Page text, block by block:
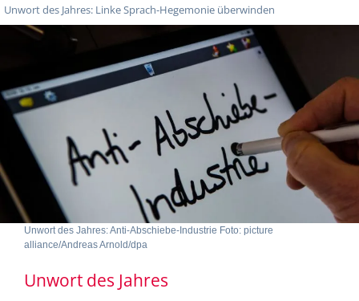
Unwort des Jahres: Linke Sprach-Hegemonie überwinden
Unwort des Jahres: Anti-Abschiebe-Industrie Foto: picture
alliance/Andreas Arnold/dpa
Unwort des Jahres